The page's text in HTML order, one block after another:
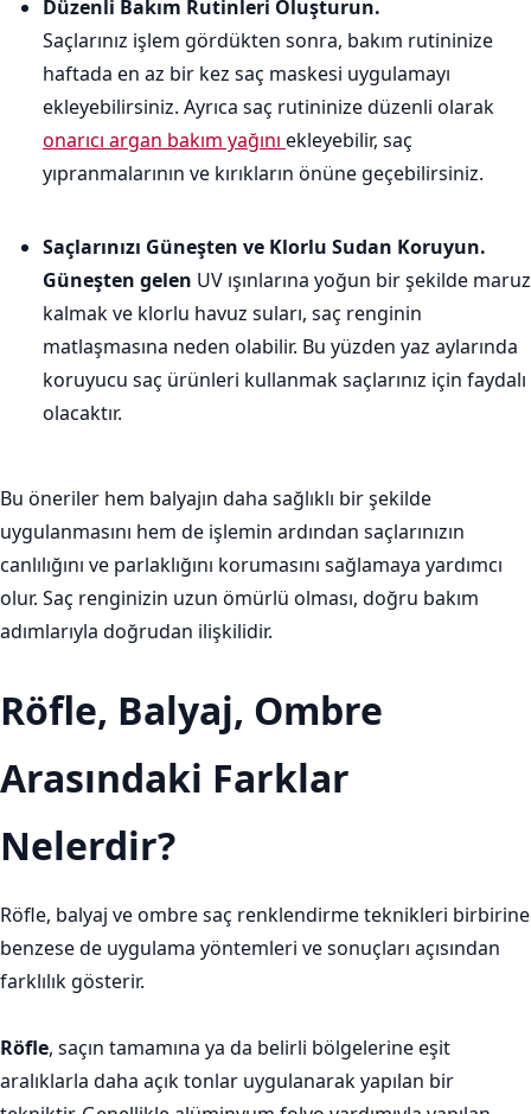
Düzenli Bakım Rutinleri Oluşturun.
Saçlarınız işlem gördükten sonra, bakım rutininize
haftada en az bir kez saç maskesi uygulamayı
ekleyebilirsiniz. Ayrıca saç rutininize düzenli olarak
onarıcı argan bakım yağını ekleyebilir, saç
yıpranmalarının ve kırıkların önüne geçebilirsiniz.
Saçlarınızı Güneşten ve Klorlu Sudan Koruyun.
Güneşten gelen UV ışınlarına yoğun bir şekilde maruz
kalmak ve klorlu havuz suları, saç renginin
matlaşmasına neden olabilir. Bu yüzden yaz aylarında
koruyucu saç ürünleri kullanmak saçlarınız için faydalı
olacaktır.
Bu öneriler hem balyajın daha sağlıklı bir şekilde
uygulanmasını hem de işlemin ardından saçlarınızın
canlılığını ve parlaklığını korumasını sağlamaya yardımcı
olur. Saç renginizin uzun ömürlü olması, doğru bakım
adımlarıyla doğrudan ilişkilidir.
Röfle, Balyaj, Ombre
Arasındaki Farklar
Nelerdir?
Röfle, balyaj ve ombre saç renklendirme teknikleri birbirine
benzese de uygulama yöntemleri ve sonuçları açısından
farklılık gösterir.
Röfle, saçın tamamına ya da belirli bölgelerine eşit
aralıklarla daha açık tonlar uygulanarak yapılan bir